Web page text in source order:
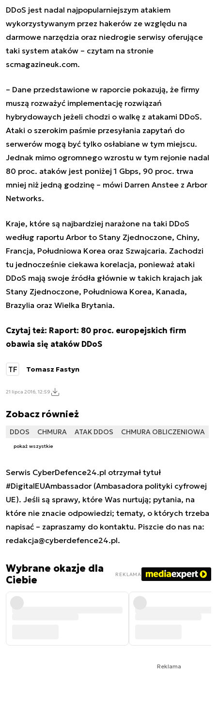
DDoS jest nadal najpopularniejszym atakiem
wykorzystywanym przez hakerów ze względu na
darmowe narzędzia oraz niedrogie serwisy oferujące
taki system ataków – czytam na stronie
scmagazineuk.com.
– Dane przedstawione w raporcie pokazują, że firmy
muszą rozważyć implementację rozwiązań
hybrydowaych jeżeli chodzi o walkę z atakami DDoS.
Ataki o szerokim paśmie przesyłania zapytań do
serwerów mogą być tylko osłabiane w tym miejscu.
Jednak mimo ogromnego wzrostu w tym rejonie nadal
80 proc. ataków jest poniżej 1 Gbps, 90 proc. trwa
mniej niż jedną godzinę – mówi Darren Anstee z Arbor
Networks.
Kraje, które są najbardziej narażone na taki DDoS
według raportu Arbor to Stany Zjednoczone, Chiny,
Francja, Południowa Korea oraz Szwajcaria. Zachodzi
tu jednocześnie ciekawa korelacja, ponieważ ataki
DDoS mają swoje źródła głównie w takich krajach jak
Stany Zjednoczone, Południowa Korea, Kanada,
Brazylia oraz Wielka Brytania.
Czytaj też: Raport: 80 proc. europejskich firm
obawia się ataków DDoS
TF Tomasz Fastyn
21 lipca 2016, 12:59
Zobacz również
DDOS CHMURA ATAK DDOS CHMURA OBLICZENIOWA
pokaż wszystkie
Serwis CyberDefence24.pl otrzymał tytuł
#DigitalEUAmbassador (Ambasadora polityki cyfrowej
UE). Jeśli są sprawy, które Was nurtują; pytania, na
które nie znacie odpowiedzi; tematy, o których trzeba
napisać – zapraszamy do kontaktu. Piszcie do nas na:
redakcja@cyberdefence24.pl.
Wybrane okazje dla
Ciebie
REKLAMA
Reklama